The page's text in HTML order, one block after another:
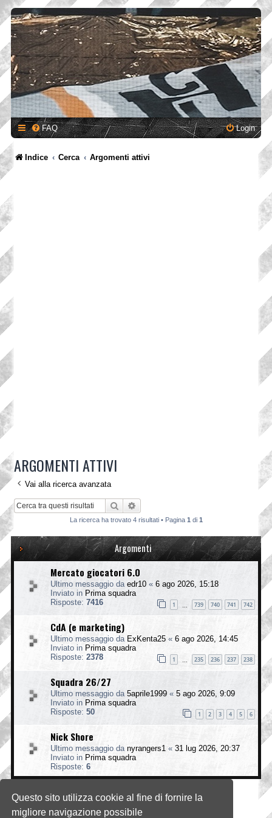
Questo sito utilizza cookie al fine di fornire la
migliore navigazione possibile
FAQ Login
Indice Cerca Argomenti attivi
ARGOMENTI ATTIVI
Vai alla ricerca avanzata
Cerca
La ricerca ha trovato 4 risultati • Pagina 1 di 1
Argomenti
Mercato giocatori 6.0
Ultimo messaggio da edr10 « 6 ago 2026, 15:18
Inviato in Prima squadra
Risposte: 7416 1 739 740 741 742
CdA (e marketing)
Ultimo messaggio da ExKenta25 « 6 ago 2026, 14:45
Inviato in Prima squadra
Risposte: 2378 1 235 236 237 238
Squadra 26/27
Ultimo messaggio da 5aprile1999 « 5 ago 2026, 9:09
Inviato in Prima squadra
Risposte: 50 1 2 3 4 5 6
Nick Shore
Ultimo messaggio da nyrangers1 « 31 lug 2026, 20:37
Inviato in Prima squadra
Risposte: 6